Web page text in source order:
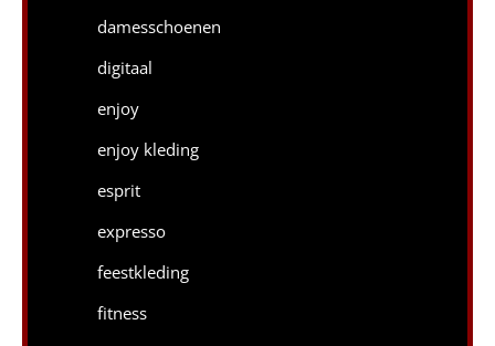
damesschoenen
digitaal
enjoy
enjoy kleding
esprit
expresso
feestkleding
fitness